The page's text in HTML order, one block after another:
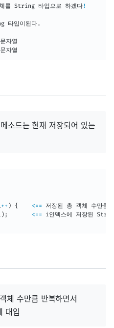
를 String 타입으로 하겠다 !
타입이된다.
문자열
소드는 현재 저장되어 있는
++ ) { <== 저장된 총 객체 수만큼
) ; <== i인덱스에 저장된
체 수만큼 반복하면서
대입